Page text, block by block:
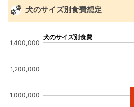
犬のサイズ別食費想定
犬のサイズ別食費
1,000,000
1,200,000
1,400,000